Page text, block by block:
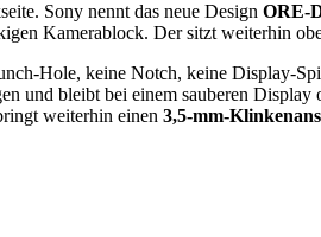
Sony nennt das neue Design ORE-
Kamerablock. Der sitzt weiterhin
Hole, keine Notch, keine Display-
und bleibt bei einem sauberen
weiterhin einen 3,5-mm-